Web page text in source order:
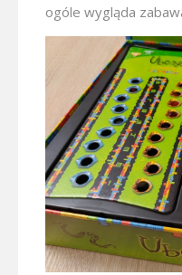
ogóle wygląda